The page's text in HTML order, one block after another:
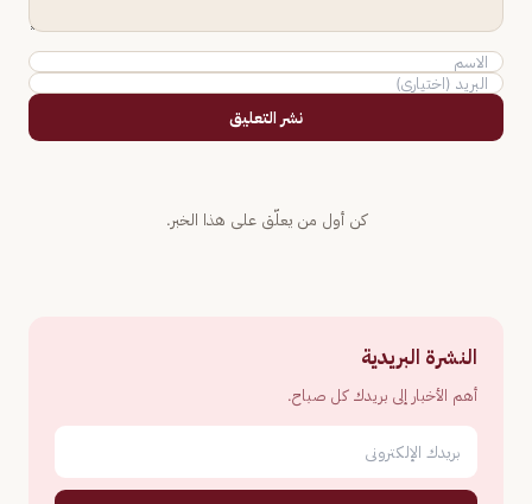
نشر التعليق
كن أول من يعلّق على هذا الخبر.
النشرة البريدية
أهم الأخبار إلى بريدك كل صباح.